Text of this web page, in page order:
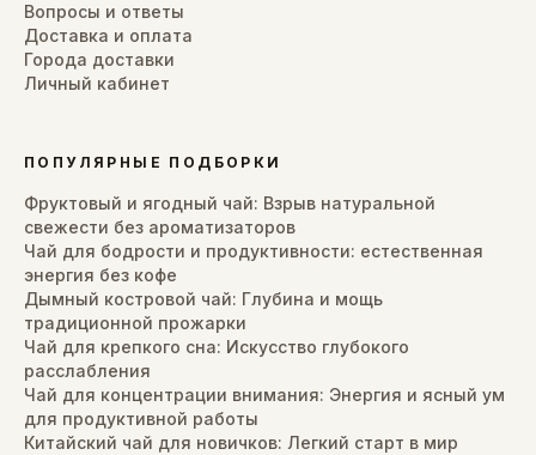
Вопросы и ответы
Доставка и оплата
Города доставки
Личный кабинет
ПОПУЛЯРНЫЕ ПОДБОРКИ
Фруктовый и ягодный чай: Взрыв натуральной
свежести без ароматизаторов
Чай для бодрости и продуктивности: естественная
энергия без кофе
Дымный костровой чай: Глубина и мощь
традиционной прожарки
Чай для крепкого сна: Искусство глубокого
расслабления
Чай для концентрации внимания: Энергия и ясный ум
для продуктивной работы
Китайский чай для новичков: Легкий старт в мир